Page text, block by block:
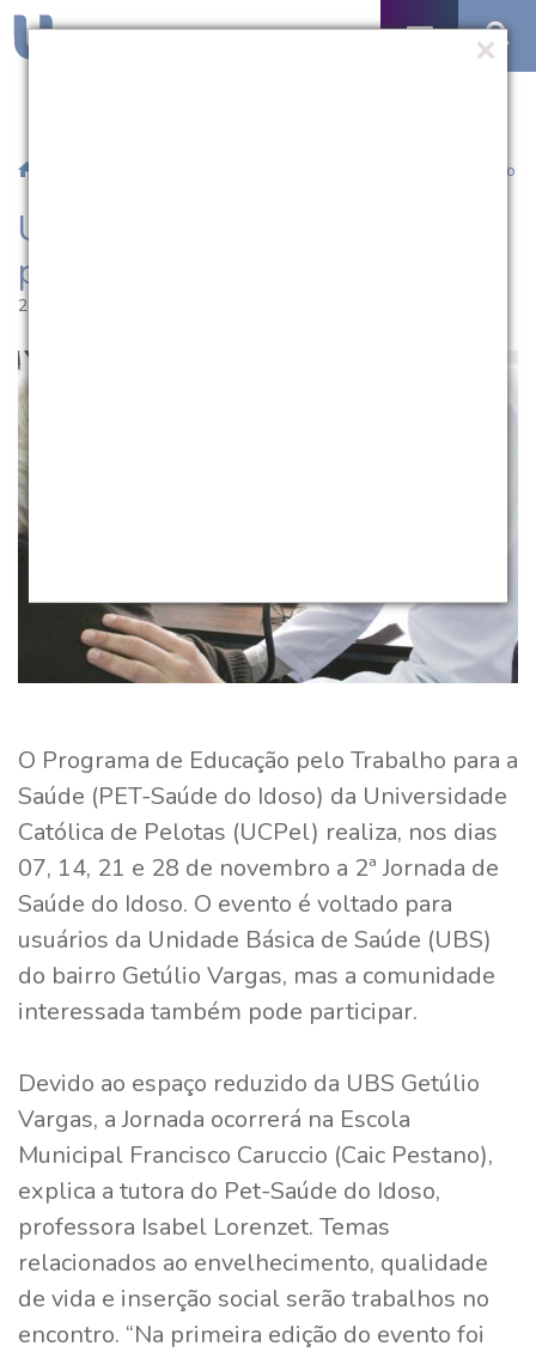
/ UCPel promove mês voltado para a saúde do idoso
UCPel promove mês voltado
para a saúde do idoso
28.10.2014 | 16:17
O Programa de Educação pelo Trabalho para a
Saúde (PET-Saúde do Idoso) da Universidade
Católica de Pelotas (UCPel) realiza, nos dias
07, 14, 21 e 28 de novembro a 2ª Jornada de
Saúde do Idoso. O evento é voltado para
usuários da Unidade Básica de Saúde (UBS)
do bairro Getúlio Vargas, mas a comunidade
interessada também pode participar.
Devido ao espaço reduzido da UBS Getúlio
Vargas, a Jornada ocorrerá na Escola
Municipal Francisco Caruccio (Caic Pestano),
explica a tutora do Pet-Saúde do Idoso,
professora Isabel Lorenzet. Temas
relacionados ao envelhecimento, qualidade
de vida e inserção social serão trabalhos no
encontro. “Na primeira edição do evento foi